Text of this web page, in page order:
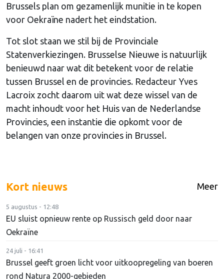
Brussels plan om gezamenlijk munitie in te kopen
voor Oekraïne nadert het eindstation.
Tot slot staan we stil bij de Provinciale
Statenverkiezingen. Brusselse Nieuwe is natuurlijk
benieuwd naar wat dit betekent voor de relatie
tussen Brussel en de provincies. Redacteur Yves
Lacroix zocht daarom uit wat deze wissel van de
macht inhoudt voor het Huis van de Nederlandse
Provincies, een instantie die opkomt voor de
belangen van onze provincies in Brussel.
Kort nieuws Meer
5 augustus - 12:48
EU sluist opnieuw rente op Russisch geld door naar
Oekraïne
24 juli - 16:41
Brussel geeft groen licht voor uitkoopregeling van boeren
rond Natura 2000-gebieden